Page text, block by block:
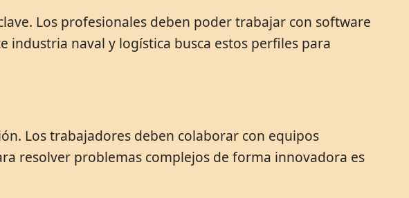
Los profesionales deben poder trabajar con software
industria naval y logística busca estos perfiles para
Los trabajadores deben colaborar con equipos
resolver problemas complejos de forma innovadora es